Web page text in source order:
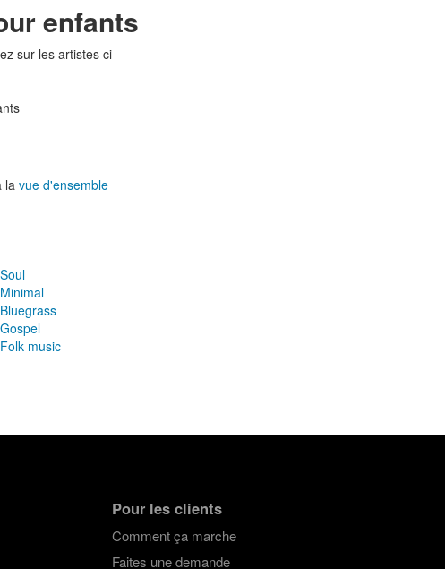
enfants
sur les artistes ci-
la vue d'ensemble
music
Pour les clients
Comment ça marche
Faites une demande